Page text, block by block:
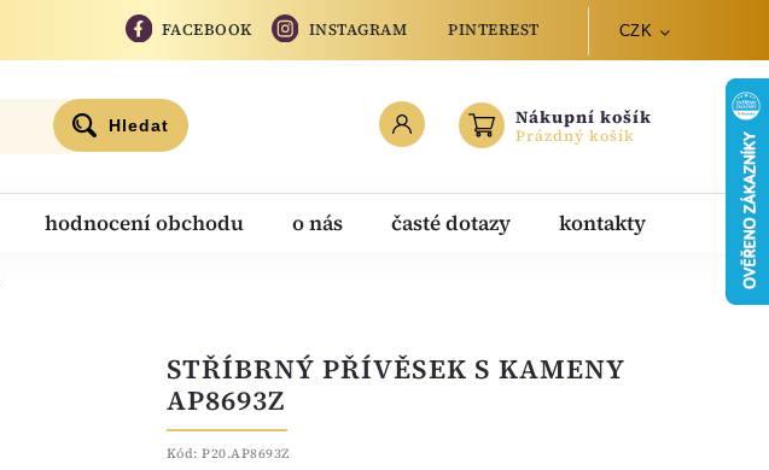
FACEBOOK INSTAGRAM PINTEREST CZK
Hledat Nákupní košík
Prázdný košík
hodnocení obchodu o nás časté dotazy kontakty
STŘÍBRNÝ PŘÍVĚSEK S KAMENY
AP8693Z
Kód: P20.AP8693Z